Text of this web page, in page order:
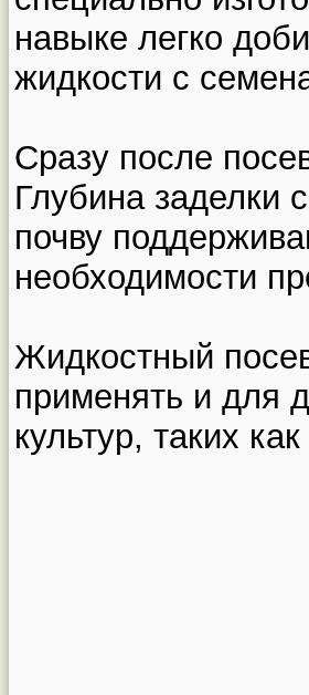
навыке легко
жидкости с
Сразу после
Глубина заделки
почву
необходимости
Жидкостный
применять и для
культур, таких